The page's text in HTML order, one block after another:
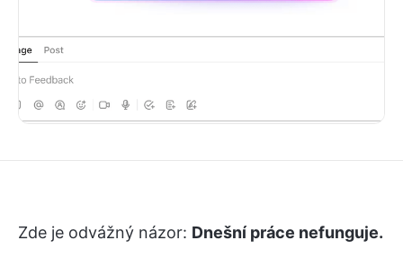
Zde je odvážný názor: Dnešní práce nefunguje.